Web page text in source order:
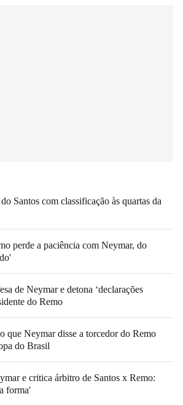
Santos com classificação às quartas da
perde a paciência com Neymar, do
de Neymar e detona ‘declarações
do Remo
que Neymar disse a torcedor do Remo
do Brasil
e critica árbitro de Santos x Remo:
forma'